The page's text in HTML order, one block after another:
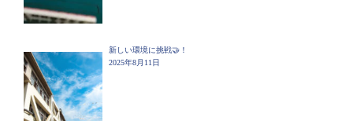
新しい環境に挑戦🤝！
2025年8月11日